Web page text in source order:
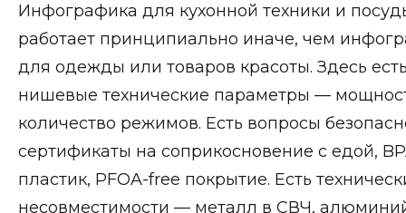
Инфографика для кухонной техники и
работает принципиально иначе, чем
для одежды или товаров красоты. Здесь
нишевые технические параметры —
количество режимов. Есть вопросы
сертификаты на соприкосновение с едой,
пластик, PFOA-free покрытие. Есть
несовместимости — металл в СВЧ,